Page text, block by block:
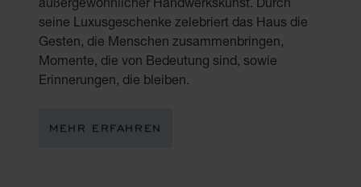
seine Luxusgeschenke zelebriert das Haus die
Gesten, die Menschen zusammenbringen,
Momente, die von Bedeutung sind, sowie
Erinnerungen, die bleiben.
MEHR ERFAHREN